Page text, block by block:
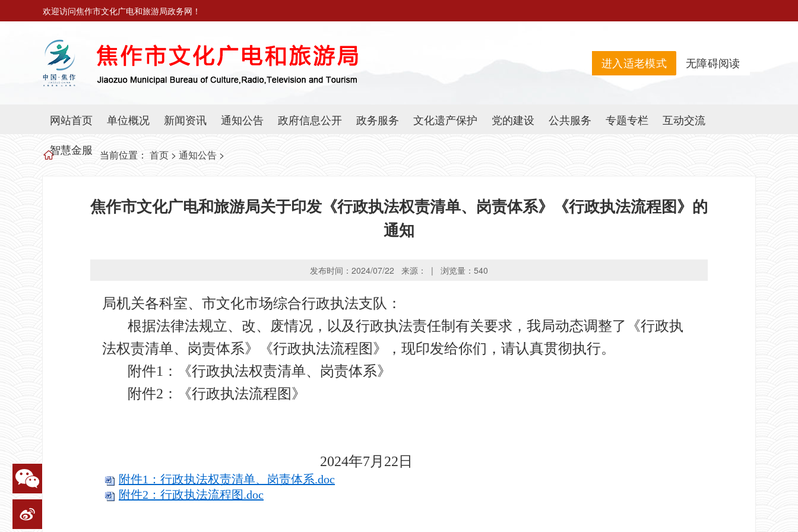
欢迎访问焦作市文化广电和旅游局政务网！
无障碍阅读
进入适老模式
网站首页 单位概况 新闻资讯 通知公告 政府信息公开 政务服务 文化遗产保护 党的建设 公共服务 专题专栏
互动交流
智慧金服
当前位置： 首页 > 通知公告 >
焦作市文化广电和旅游局关于印发《行政执法权责清单、岗责体系》《行政执法流程图》的
通知
发布时间：2024/07/22 来源： | 浏览量： 540
局机关各科室、市文化市场综合行政执法支队：
根据法律法规立、改、废情况，以及行政执法责任制有关要求，我局动态调整了《行政执
法权责清单、岗责体系》《行政执法流程图》，现印发给你们，请认真贯彻执行。
附件1：《行政执法权责清单、岗责体系》
附件2：《行政执法流程图》
2024年7月22日
附件1：行政执法权责清单、岗责体系.doc
附件2：行政执法流程图.doc